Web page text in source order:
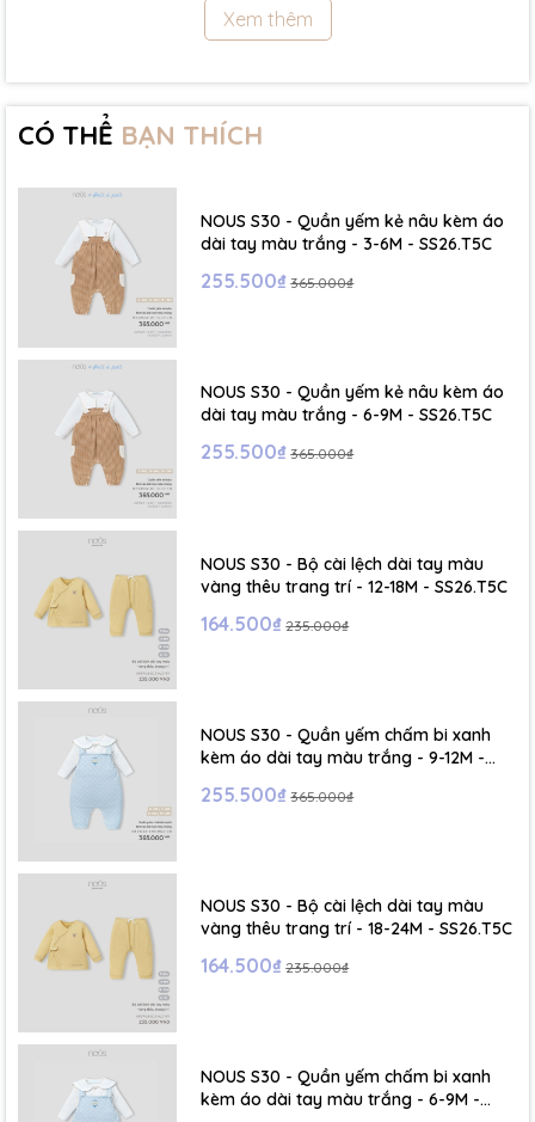
- Size 18 - 24m:( Viết tắt: 18M) chiều cao: 86cm ~ cân nặng: 11.5 -
15Kg
17Kg
- Size 4 - 5Y: ( Viết tắt: 4Y) chiều cao: 107 - 114cm ~ cân nặng: 17
- Size 5 - 6Y: ( Viết tắt: 5Y) chiều cao: 114 - 122cm ~ cân nặng: 19
☁️ Bảng Size Mũ, Giày và Phụ kiện :
- NB : Dưới 6 kg
- Size S: 0-6 tháng
- Size M : 6-12 tháng
- Size L : 12-24 tháng
- Size XL :2- 6 tuổi
Xem thêm
CÓ THỂ BẠN THÍCH
NOUS S30 - Quần yếm kẻ nâu kèm áo
dài tay màu trắng - 3-6M - SS26.T5C
255.500₫ 365.000₫
NOUS S30 - Quần yếm kẻ nâu kèm áo
dài tay màu trắng - 6-9M - SS26.T5C
255.500₫ 365.000₫
NOUS S30 - Bộ cài lệch dài tay màu
vàng thêu trang trí - 12-18M - SS26.T5C
164.500₫ 235.000₫
NOUS S30 - Quần yếm chấm bi xanh
kèm áo dài tay màu trắng - 9-12M -
255.500₫ 365.000₫
NOUS S30 - Bộ cài lệch dài tay màu
vàng thêu trang trí - 18-24M - SS26.T5C
164.500₫ 235.000₫
NOUS S30 - Quần yếm chấm bi xanh
kèm áo dài tay màu trắng - 6-9M -